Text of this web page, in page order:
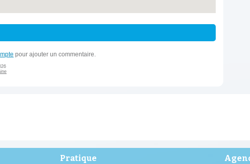
pour ajouter un commentaire.
Pratique